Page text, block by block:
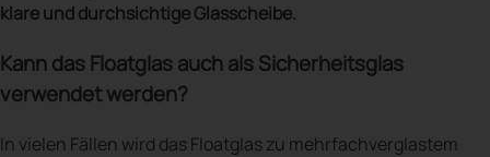
klare und durchsichtige Glasscheibe.
Kann das Floatglas auch als Sicherheitsglas
verwendet werden?
In vielen Fällen wird das Floatglas zu mehrfachverglastem